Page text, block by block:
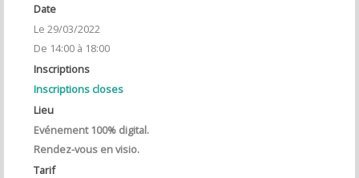
Date
Le 29/03/2022
De 14:00 à 18:00
Inscriptions
Inscriptions closes
Lieu
Evénement 100% digital.
Rendez-vous en visio.
Tarif